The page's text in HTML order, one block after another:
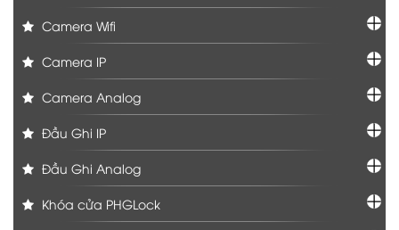
Camera Wifi
Camera IP
Camera Analog
Đầu Ghi IP
Đầu Ghi Analog
Khóa cửa PHGLock